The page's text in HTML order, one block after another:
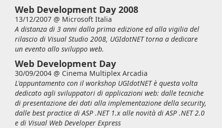
Web Development Day 2008
13/12/2007 @ Microsoft Italia
A distanza di 3 anni dalla prima edizione ed alla vigilia del
rilascio di Visual Studio 2008, UGIdotNET torna a dedicare
un evento allo sviluppo web.
Web Development Day
30/09/2004 @ Cinema Multiplex Arcadia
L'appuntamento con il workshop UGIdotNET è questa volta
dedicato agli sviluppatori di applicazioni web: dalle tecniche
di presentazione dei dati alla implementazione della security,
dalle best practice di ASP .NET 1.x alle novità di ASP .NET 2.0
e di Visual Web Developer Express